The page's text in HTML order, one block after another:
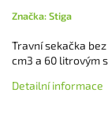
Značka:Stiga
Travní sekačka
cm3 a 60 litrovým
Detailní informace